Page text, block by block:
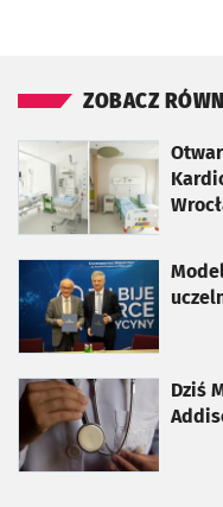
ZOBACZ
otworzy się w nowej
otworzy się w nowej
Dziś
otworzy się w nowej